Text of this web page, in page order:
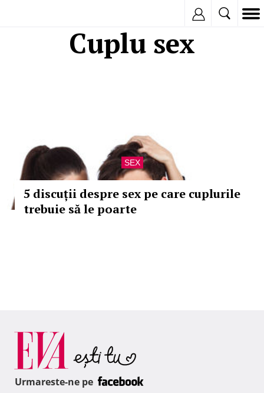
Cuplu sex
SEX
5 discuții despre sex pe care cuplurile
trebuie să le poarte
Urmareste-ne pe